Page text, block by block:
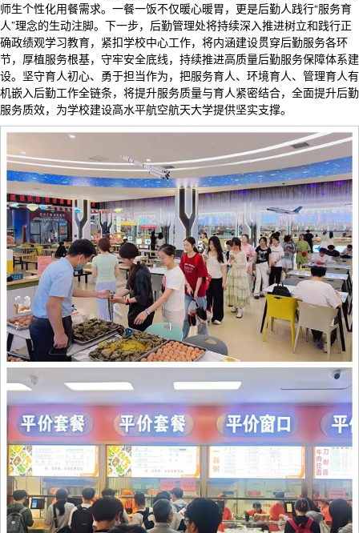
师生个性化用餐需求。一餐一饭不仅暖心暖胃，更是后勤人践行“服务育
人”理念的生动注脚。下一步，后勤管理处将持续深入推进树立和践行正
确政绩观学习教育，紧扣学校中心工作，将内涵建设贯穿后勤服务各环
节，厚植服务根基，守牢安全底线，持续推进高质量后勤服务保障体系建
设。坚守育人初心、勇于担当作为，把服务育人、环境育人、管理育人有
机嵌入后勤工作全链条，将提升服务质量与育人紧密结合，全面提升后勤
服务质效，为学校建设高水平航空航天大学提供坚实支撑。